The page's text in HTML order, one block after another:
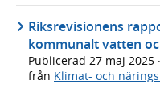
Riksrevisionens
kommunalt vatten
Publicerad 27 maj 2025 ·
från Klimat- och